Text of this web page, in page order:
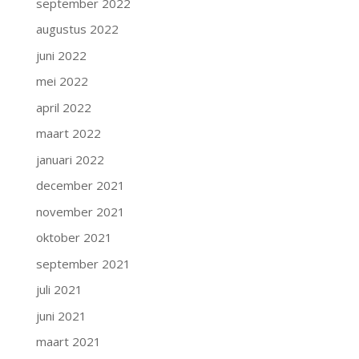
augustus 2022
juni 2022
mei 2022
april 2022
maart 2022
januari 2022
december 2021
november 2021
oktober 2021
september 2021
juli 2021
juni 2021
maart 2021